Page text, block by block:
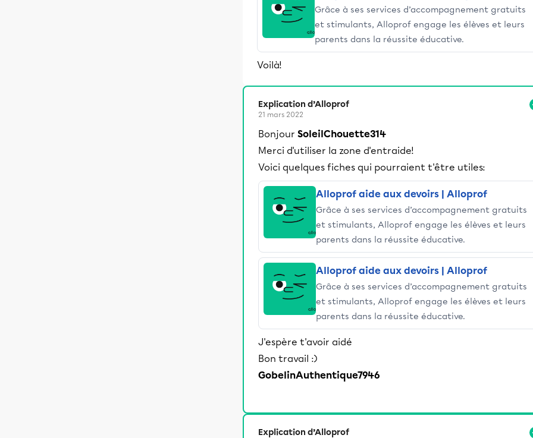
Grâce à ses services d’accompagnement gratuits
et stimulants, Alloprof engage les élèves et leurs
parents dans la réussite éducative.
Voilà!
Explication d’Alloprof
21 mars 2022
Bonjour SoleilChouette314
Merci d'utiliser la zone d'entraide!
Voici quelques fiches qui pourraient t'être utiles:
Alloprof aide aux devoirs | Alloprof
Grâce à ses services d’accompagnement gratuits
et stimulants, Alloprof engage les élèves et leurs
parents dans la réussite éducative.
Alloprof aide aux devoirs | Alloprof
Grâce à ses services d’accompagnement gratuits
et stimulants, Alloprof engage les élèves et leurs
parents dans la réussite éducative.
J'espère t'avoir aidé
Bon travail :)
GobelinAuthentique7946
Explication d’Alloprof